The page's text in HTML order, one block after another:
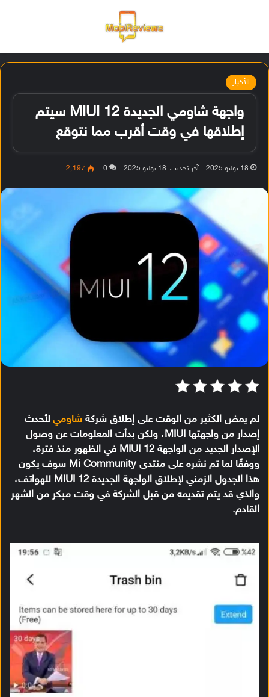
الأخبار
واجهة شاومي الجديدة MIUI 12 سيتم
إطلاقها في وقت أقرب مما نتوقع
18 يوليو 2025 آخر تحديث: 18 يوليو 2025 0 2٬197
لم يمض الكثير من الوقت على إطلاق شركة شاومي لأحدث
إصدار من واجهتها MIUI، ولكن بدأت المعلومات عن وصول
الإصدار الجديد من الواجهة MIUI 12 في الظهور منذ فترة،
ووفقًا لما تم نشره على منتدى Mi Community سوف يكون
هذا الجدول الزمني لإطلاق الواجهة الجديدة MIUI 12 للهواتف،
والذي قد يتم تقديمه من قبل الشركة في وقت مبكر من الشهر
القادم.